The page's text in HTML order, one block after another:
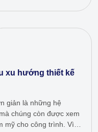
xu hướng thiết kế
giản là những hệ
chúng còn được xem
mỹ cho công trình. Vì